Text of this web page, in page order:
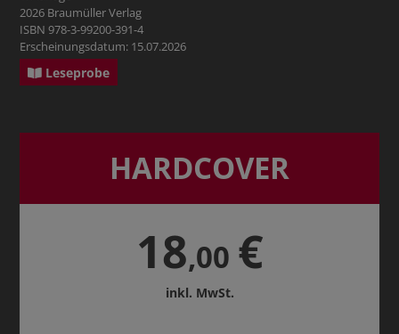
2026 Braumüller Verlag
ISBN 978-3-99200-391-4
Erscheinungsdatum: 15.07.2026
Leseprobe
HARDCOVER
18,00 €
inkl. MwSt.